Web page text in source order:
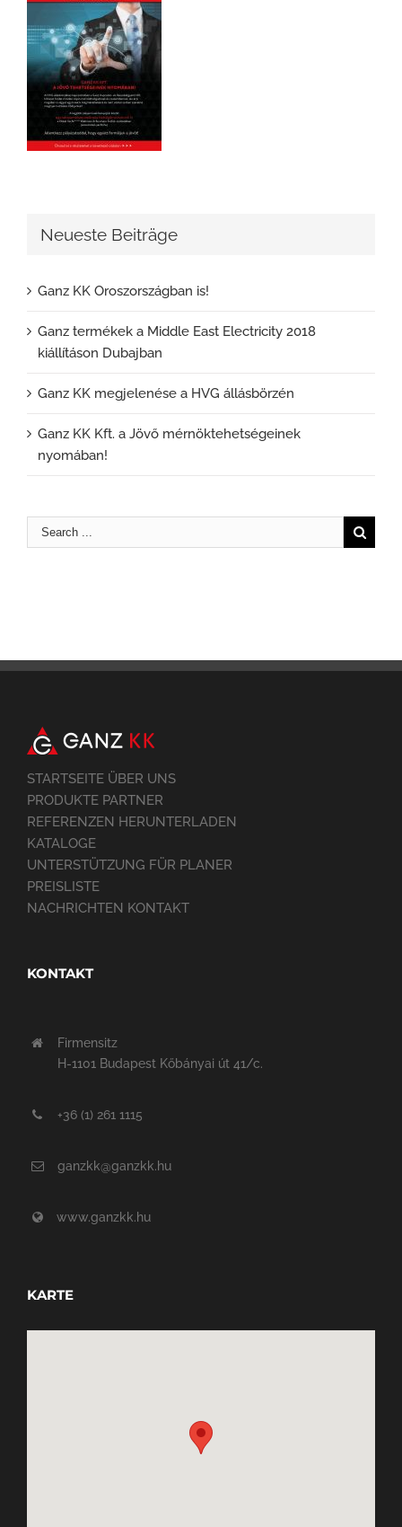
Neueste Beiträge
Ganz KK Oroszországban is!
Ganz termékek a Middle East Electricity 2018
kiállításon Dubajban
Ganz KK megjelenése a HVG állásbörzén
Ganz KK Kft. a Jövő mérnöktehetségeinek
nyomában!
STARTSEITE ÜBER UNS
PRODUKTE PARTNER
REFERENZEN HERUNTERLADEN
KATALOGE
UNTERSTÜTZUNG FÜR PLANER
PREISLISTE
NACHRICHTEN KONTAKT
KONTAKT
Firmensitz
H-1101 Budapest Kőbányai út 41/c.
+36 (1) 261 1115
ganzkk@ganzkk.hu
www.ganzkk.hu
KARTE